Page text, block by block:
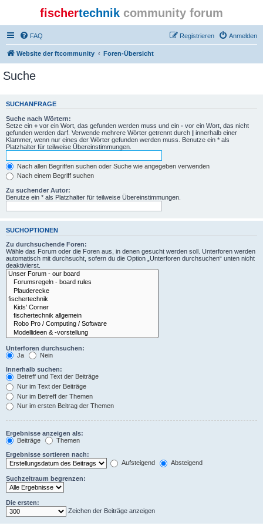
fischertechnik community forum
FAQ Anmelden
Registrieren
Website der ftcommunity Foren-Übersicht
Suche
SUCHANFRAGE
Suche nach Wörtern:
Setze ein + vor ein Wort, das gefunden werden muss und ein - vor ein Wort, das nicht
gefunden werden darf. Verwende mehrere Wörter getrennt durch | innerhalb einer
Klammer, wenn nur eines der Wörter gefunden werden muss. Benutze ein * als
Platzhalter für teilweise Übereinstimmungen.
Nach allen Begriffen suchen oder Suche wie angegeben verwenden
Nach einem Begriff suchen
Zu suchender Autor:
Benutze ein * als Platzhalter für teilweise Übereinstimmungen.
SUCHOPTIONEN
Zu durchsuchende Foren:
Wähle das Forum oder die Foren aus, in denen gesucht werden soll. Unterforen werden
automatisch mit durchsucht, sofern du die Option „Unterforen durchsuchen“ unten nicht
deaktivierst.
Unterforen durchsuchen:
Ja
Nein
Innerhalb suchen:
Betreff und Text der Beiträge
Nur im Text der Beiträge
Nur im Betreff der Themen
Nur im ersten Beitrag der Themen
Ergebnisse anzeigen als:
Beiträge
Themen
Ergebnisse sortieren nach:
Aufsteigend
Absteigend
Suchzeitraum begrenzen:
Die ersten:
Zeichen der Beiträge anzeigen